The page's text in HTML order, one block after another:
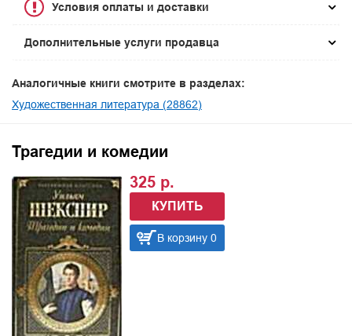
Условия оплаты и доставки
Дополнительные услуги продавца
Аналогичные книги смотрите в разделах:
Художественная литература (28862)
Трагедии и комедии
325 р.
КУПИТЬ
В корзину 0